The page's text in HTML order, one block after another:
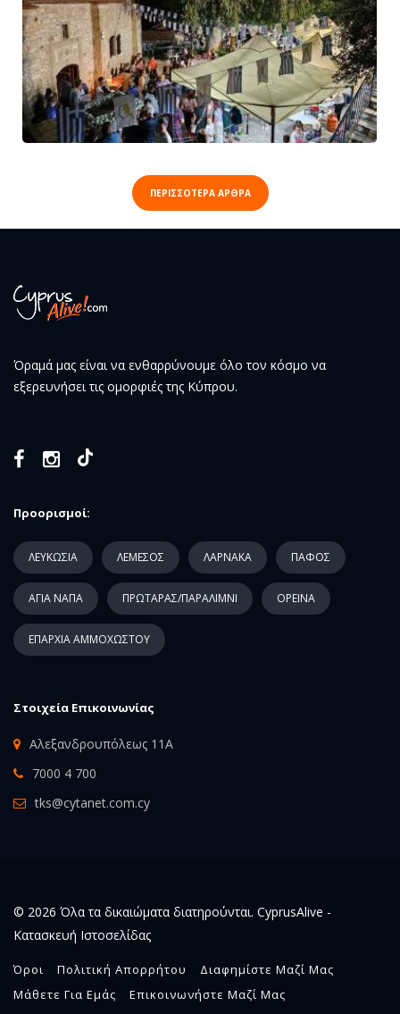
ΠΕΡΙΣΣΟΤΕΡΑ ΑΡΘΡΑ
Όραμά μας είναι να ενθαρρύνουμε όλο τον κόσμο να
εξερευνήσει τις ομορφιές της Κύπρου.
Προορισμοί:
ΛΕΥΚΩΣΙΑ ΛΕΜΕΣΟΣ ΛΑΡΝΑΚΑ ΠΑΦΟΣ
ΑΓΙΑ ΝΑΠΑ ΠΡΩΤΑΡΑΣ/ΠΑΡΑΛΙΜΝΙ ΟΡΕΙΝΑ
ΕΠΑΡΧΙΑ ΑΜΜΟΧΩΣΤΟΥ
Στοιχεία Επικοινωνίας
Αλεξανδρουπόλεως 11Α
7000 4 700
tks@cytanet.com.cy
© 2026 Όλα τα δικαιώματα διατηρούνται. CyprusAlive -
Κατασκευή Ιστοσελίδας
Όροι Πολιτική Απορρήτου
Διαφημίστε Μαζί Μας
Μάθετε Για Εμάς
Επικοινωνήστε Μαζί Μας